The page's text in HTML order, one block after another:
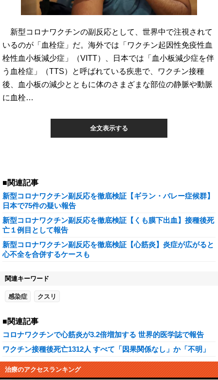
新型コロナワクチンの副反応として、世界中で注視されて
いるのが「血栓症」だ。海外では「ワクチン起因性免疫性血
栓性血小板減少症」（VITT）、日本では「血小板減少症を伴
う血栓症」（TTS）と呼ばれている疾患で、ワクチン接種
後、血小板の減少とともに体のさまざまな部位の静脈や動脈
に血栓…
全文表示する
■関連記事
新型コロナワクチン副反応を徹底検証【ギラン・バレー症候群】
日本で75件の疑い報告
新型コロナワクチン副反応を徹底検証【くも膜下出血】接種後死
亡１例目として報告
新型コロナワクチン副反応を徹底検証【心筋炎】炎症が広がると
心不全を合併するケースも
関連キーワード
感染症 クスリ
■関連記事
コロナワクチンで心筋炎が3.2倍増加する 世界的医学誌で報告
ワクチン接種後死亡1312人 すべて「因果関係なし」か「不明」
治療のアクセスランキング